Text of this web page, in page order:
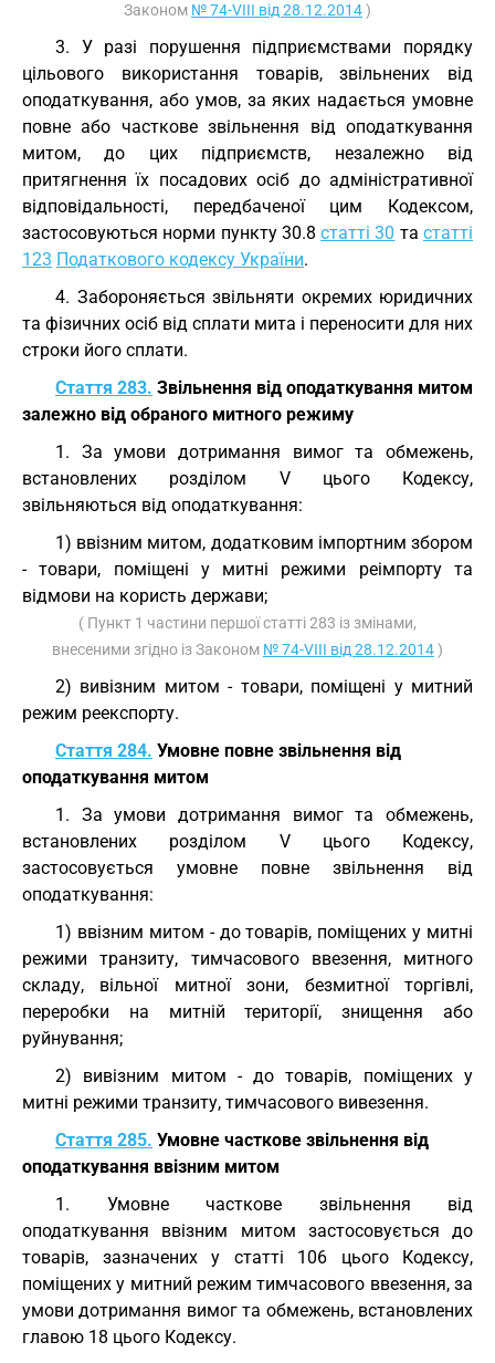
Законом № 74-VIII від 28.12.2014)
3. У разі порушення підприємствами порядку
цільового використання товарів, звільнених від
оподаткування, або умов, за яких надається умовне
повне або часткове звільнення від оподаткування
митом, до цих підприємств, незалежно від
притягнення їх посадових осіб до адміністративної
відповідальності, передбаченої цим Кодексом,
застосовуються норми пункту 30.8статті 30 тастатті
123 Податкового кодексу України.
4. Забороняється звільняти окремих юридичних
та фізичних осіб від сплати мита і переносити для них
строки його сплати.
Стаття 283. Звільнення від оподаткування митом
залежно від обраного митного режиму
1. За умови дотримання вимог та обмежень,
встановлених розділом V цього Кодексу,
звільняються від оподаткування:
1) ввізним митом, додатковим імпортним збором
- товари, поміщені у митні режими реімпорту та
відмови на користь держави;
( Пункт 1 частини першої статті 283 із змінами,
внесеними згідно із Законом № 74-VIII від 28.12.2014)
2) вивізним митом - товари, поміщені у митний
режим реекспорту.
Стаття 284. Умовне повне звільнення від
оподаткування митом
1. За умови дотримання вимог та обмежень,
встановлених розділом V цього Кодексу,
застосовується умовне повне звільнення від
оподаткування:
1) ввізним митом - до товарів, поміщених у митні
режими транзиту, тимчасового ввезення, митного
складу, вільної митної зони, безмитної торгівлі,
переробки на митній території, знищення або
руйнування;
2) вивізним митом - до товарів, поміщених у
митні режими транзиту, тимчасового вивезення.
Стаття 285. Умовне часткове звільнення від
оподаткування ввізним митом
1. Умовне часткове звільнення від
оподаткування ввізним митом застосовується до
товарів, зазначених у статті 106 цього Кодексу,
поміщених у митний режим тимчасового ввезення, за
умови дотримання вимог та обмежень, встановлених
главою 18 цього Кодексу.